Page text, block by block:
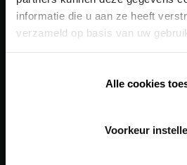
informatie die u aan ze heeft
verzameld op basis van uw
Alle cookies
Voorkeur
Building automation
Onzesolutions globales
Healthy Residential Concept